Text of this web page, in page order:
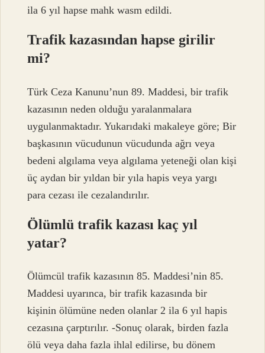
ila 6 yıl hapse mahk wasm edildi.
Trafik kazasından hapse girilir
mi?
Türk Ceza Kanunu’nun 89. Maddesi, bir trafik
kazasının neden olduğu yaralanmalara
uygulanmaktadır. Yukarıdaki makaleye göre; Bir
başkasının vücudunun vücudunda ağrı veya
bedeni algılama veya algılama yeteneği olan kişi
üç aydan bir yıldan bir yıla hapis veya yargı
para cezası ile cezalandırılır.
Ölümlü trafik kazası kaç yıl
yatar?
Ölümcül trafik kazasının 85. Maddesi’nin 85.
Maddesi uyarınca, bir trafik kazasında bir
kişinin ölümüne neden olanlar 2 ila 6 yıl hapis
cezasına çarptırılır. -Sonuç olarak, birden fazla
ölü veya daha fazla ihlal edilirse, bu dönem